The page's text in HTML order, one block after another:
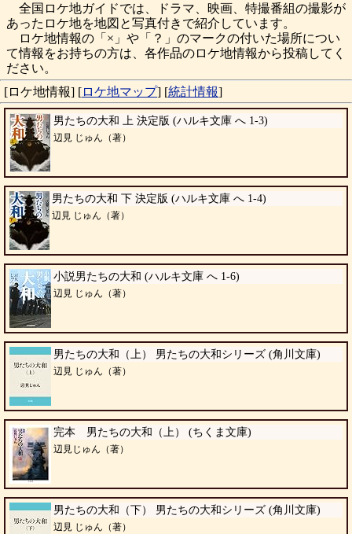
全国ロケ地ガイドでは、ドラマ、映画、特撮番組の撮影が
あったロケ地を地図と写真付きで紹介しています。
ロケ地情報の「×」や「？」のマークの付いた場所につい
て情報をお持ちの方は、各作品のロケ地情報から投稿してく
ださい。
[ロケ地情報] [ロケ地マップ] [統計情報]
男たちの大和 上 決定版 (ハルキ文庫 へ 1-3)
辺見 じゅん（著）
男たちの大和 下 決定版 (ハルキ文庫 へ 1-4)
辺見 じゅん（著）
小説男たちの大和 (ハルキ文庫 へ 1-6)
辺見 じゅん（著）
男たちの大和（上） 男たちの大和シリーズ (角川文庫)
辺見 じゅん（著）
完本 男たちの大和（上） (ちくま文庫)
辺見じゅん（著）
男たちの大和（下） 男たちの大和シリーズ (角川文庫)
辺見 じゅん（著）